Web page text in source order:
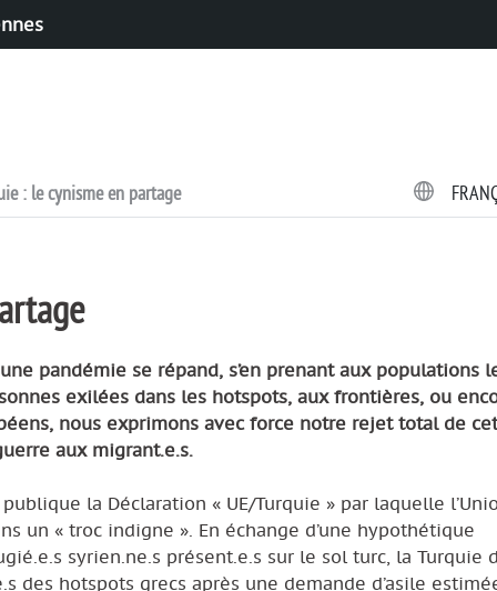
: le cynisme en partage
pandémie se répand, s’en prenant aux populations
exilées dans les hotspots, aux frontières, ou
nous exprimons avec force notre rejet total de
aux migrant.e.s.
la Déclaration « UE/Turquie » par laquelle
un « troc indigne ». En échange d’une hypothétique
syrien.ne.s présent.e.s sur le sol turc, la Turquie
des hotspots grecs après une demande d’asile